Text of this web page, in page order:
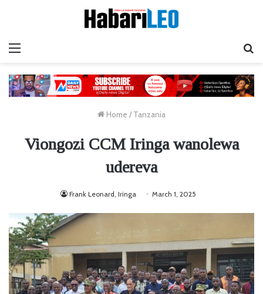
Home / Tanzania
Viongozi CCM Iringa wanolewa
udereva
Frank Leonard, Iringa March 1, 2025